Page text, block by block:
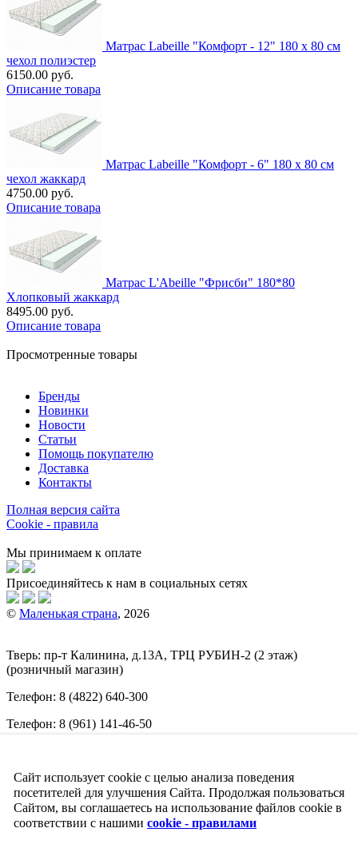
Матрас Labeille "Комфорт - 12" 180 х 80 см
чехол полиэстер
6150.00 руб.
Описание товара
Матрас Labeille "Комфорт - 6" 180 х 80 см
чехол жаккард
4750.00 руб.
Описание товара
Матрас L'Abeille "Фрисби" 180*80
Хлопковый жаккард
8495.00 руб.
Описание товара
Просмотренные товары
Бренды
Новинки
Новости
Статьи
Помощь покупателю
Доставка
Контакты
Полная версия сайта
Cookie - правила
Мы принимаем к оплате
Присоединяйтесь к нам в социальных сетях
© Маленькая страна, 2026
Тверь: пр-т Калинина, д.13А, ТРЦ РУБИН-2 (2 этаж)
(розничный магазин)
Телефон: 8 (4822) 640-300
Телефон: 8 (961) 141-46-50
Обращаем ваше внимание на то, что вся информация
(включая цены) на этом интернет-сайте носит исключительно
информационный характер и ни при каких условиях не
является публичной офертой, определяемой положениями
Сайт использует cookie с целью анализа поведения
посетителей для улучшения Сайта. Продолжая пользоваться
Сайтом, вы соглашаетесь на использование файлов cookie в
соответствии с нашими cookie - правилами